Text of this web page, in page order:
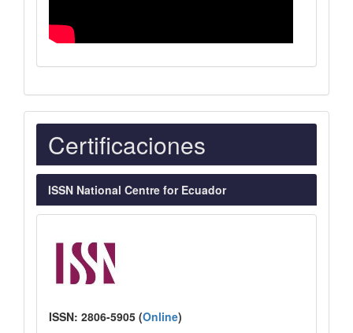
Indexaciones
Certificaciones
ISSN National Centre for Ecuador
ISSN: 2806-5905 (Online)